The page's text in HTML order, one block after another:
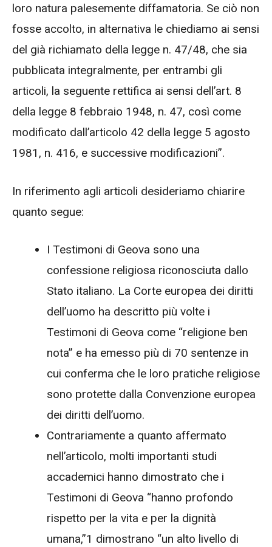
loro natura palesemente diffamatoria. Se ciò non
fosse accolto, in alternativa le chiediamo ai sensi
del già richiamato della legge n. 47/48, che sia
pubblicata integralmente, per entrambi gli
articoli, la seguente rettifica ai sensi dell’art. 8
della legge 8 febbraio 1948, n. 47, così come
modificato dall’articolo 42 della legge 5 agosto
1981, n. 416, e successive modificazioni”.
In riferimento agli articoli desideriamo chiarire
quanto segue:
I Testimoni di Geova sono una
confessione religiosa riconosciuta dallo
Stato italiano. La Corte europea dei diritti
dell’uomo ha descritto più volte i
Testimoni di Geova come “religione ben
nota” e ha emesso più di 70 sentenze in
cui conferma che le loro pratiche religiose
sono protette dalla Convenzione europea
dei diritti dell’uomo.
Contrariamente a quanto affermato
nell’articolo, molti importanti studi
accademici hanno dimostrato che i
Testimoni di Geova “hanno profondo
rispetto per la vita e per la dignità
umana,”1 dimostrano “un alto livello di